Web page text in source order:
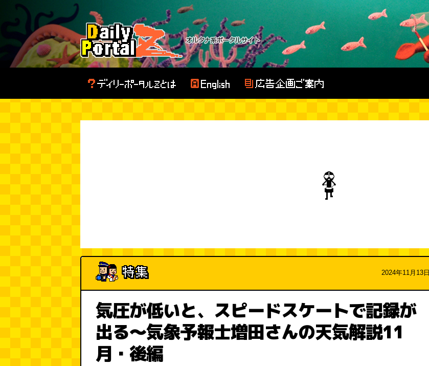
2024年11月13日
気圧が低いと、スピードスケートで記録が
出る～気象予報士増田さんの天気解説11
月・後編